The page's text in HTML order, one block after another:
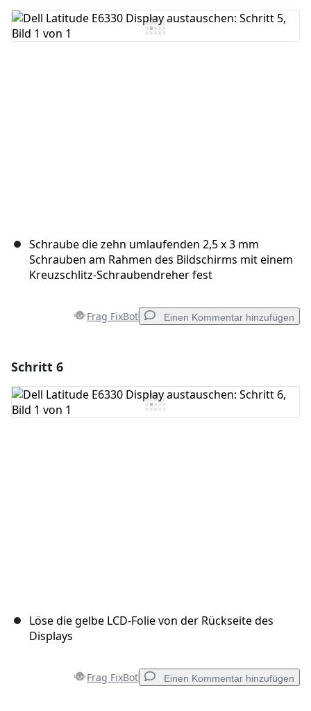
Kommentar hinzufügen
Schraube die zehn umlaufenden 2,5 x 3 mm
Schrauben am Rahmen des Bildschirms mit einem
Kreuzschlitz-Schraubendreher fest
Frag FixBot Einen Kommentar hinzufügen
Kommentar hinzufügen
Schritt 6
Löse die gelbe LCD-Folie von der Rückseite des
Displays
Frag FixBot Einen Kommentar hinzufügen